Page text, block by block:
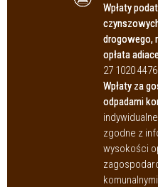
Wpłaty
drogowego,
opłata
27 1020
Wpłaty za
odpadami
zgodne z
wysokości
komunalnymi